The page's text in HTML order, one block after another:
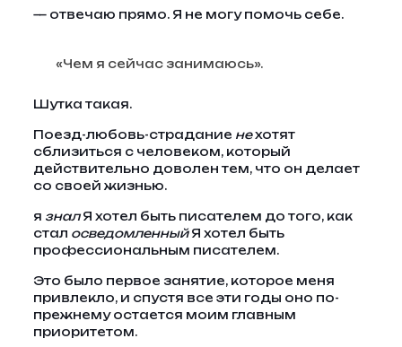
— отвечаю прямо. Я не могу помочь себе.
«Чем я сейчас занимаюсь».
Шутка такая.
Поезд-любовь-страдание нехотят
сблизиться с человеком, который
действительно доволен тем, что он делает
со своей жизнью.
я зналЯ хотел быть писателем до того, как
стал осведомленныйЯ хотел быть
профессиональным писателем.
Это было первое занятие, которое меня
привлекло, и спустя все эти годы оно по-
прежнему остается моим главным
приоритетом.